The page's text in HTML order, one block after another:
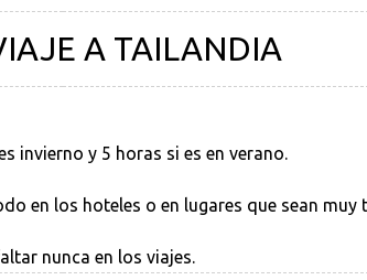
A TAILANDIA
invierno y 5 horas si es en verano.
en los hoteles o en lugares que sean muy
nunca en los viajes.